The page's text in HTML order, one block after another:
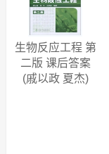
生物反应工程 第
二版 课后答案
(戚以政 夏杰)